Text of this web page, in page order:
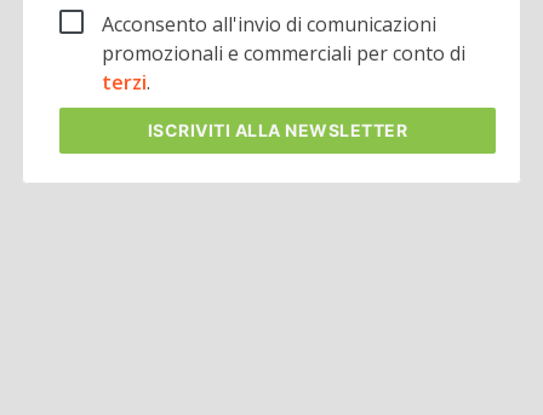
Acconsento all'invio di comunicazioni
promozionali e commerciali per conto di
terzi.
ISCRIVITI ALLA NEWSLETTER